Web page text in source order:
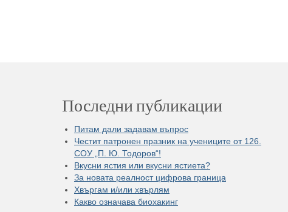
Последни публикации
Питам дали задавам въпрос
Честит патронен празник на учениците от 126.
СОУ „П. Ю. Тодоров“!
Вкусни ястия или вкусни ястиета?
За новата реалност цифрова граница
Хвъргам и/или хвърлям
Какво означава биохакинг